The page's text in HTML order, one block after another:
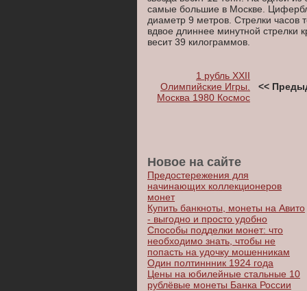
самые большие в Москве.
диаметр 9 метров. Стрелки
вдвое длиннее минутной стрелки
весит 39 килограммов.
1 рубль XXII
Олимпийские Игры.
Москва 1980 Космос
<<
Новое на сайте
Предостережения для
начинающих коллекционеров
монет
Купить банкноты, монеты на Авито
- выгодно и просто удобно
Способы подделки монет: что
необходимо знать, чтобы не
попасть на удочку мошенникам
Один полтиннник 1924 года
Цены на юбилейные стальные 10
рублёвые монеты Банка России